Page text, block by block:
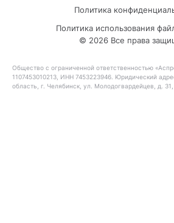
© 2026 Все права
Политика
Политика использования
Общество с ограниченной ответственностью
1107453010213, ИНН 7453223946. Юридический
область, г. Челябинск, ул. Молодогвардейцев, д. 31,